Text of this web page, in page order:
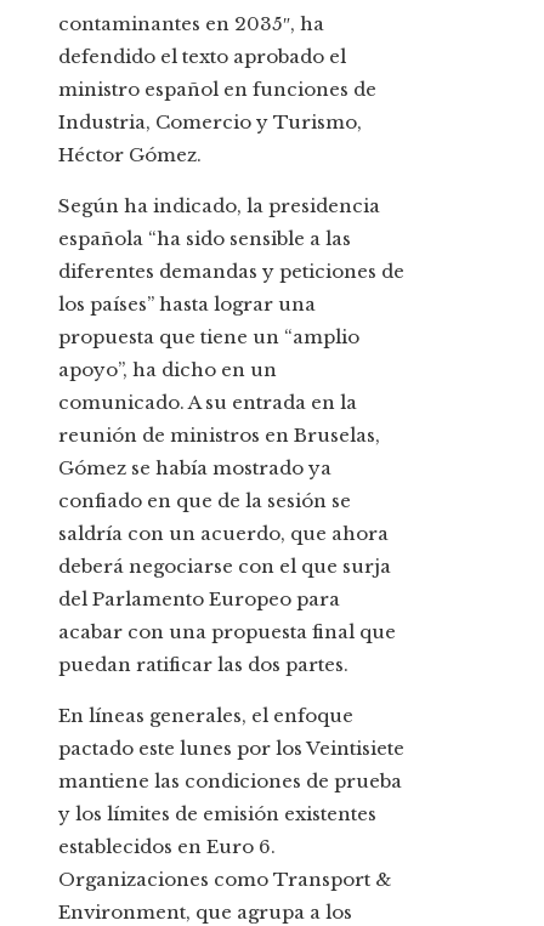
contaminantes en 2035″, ha
defendido el texto aprobado el
ministro español en funciones de
Industria, Comercio y Turismo,
Héctor Gómez.
Según ha indicado, la presidencia
española “ha sido sensible a las
diferentes demandas y peticiones de
los países” hasta lograr una
propuesta que tiene un “amplio
apoyo”, ha dicho en un
comunicado. A su entrada en la
reunión de ministros en Bruselas,
Gómez se había mostrado ya
confiado en que de la sesión se
saldría con un acuerdo, que ahora
deberá negociarse con el que surja
del Parlamento Europeo para
acabar con una propuesta final que
puedan ratificar las dos partes.
En líneas generales, el enfoque
pactado este lunes por los Veintisiete
mantiene las condiciones de prueba
y los límites de emisión existentes
establecidos en Euro 6.
Organizaciones como Transport &
Environment, que agrupa a los